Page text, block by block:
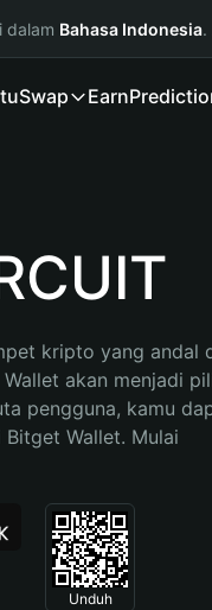
dalam Bahasa Indonesia.
Swap Earn
kripto yang andal
akan menjadi
pengguna, kamu
Wallet. Mulai
Unduh